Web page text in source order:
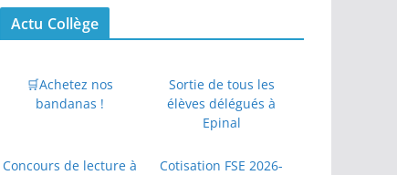
Actu Collège
🛒Achetez nos
bandanas !
Sortie de tous les
élèves délégués à
Epinal
Concours de lecture à
Cotisation FSE 2026-